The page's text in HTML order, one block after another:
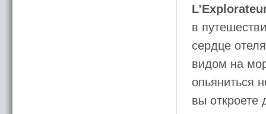
в
сердце
видом на
опьяниться
вы откроете